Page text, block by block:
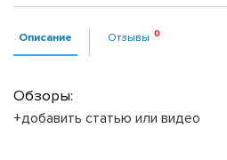
Описание Отзывы
Обзоры:
+добавить статью или видео